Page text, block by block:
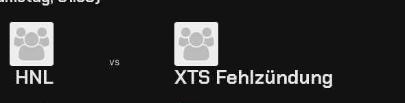
HNL
vs
XTS Fehlzündung